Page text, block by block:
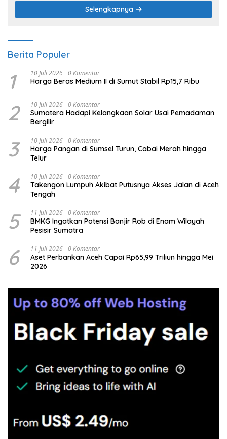
Selengkapnya
Berita Populer
1 10 Juli 2026 0 Komentar
Harga Beras Medium II di Sumut Stabil Rp15,7 Ribu
2 10 Juli 2026 0 Komentar
Sumatera Hadapi Kelangkaan Solar Usai Pemadaman
Bergilir
3 10 Juli 2026 0 Komentar
Harga Pangan di Sumsel Turun, Cabai Merah hingga
Telur
4 10 Juli 2026 0 Komentar
Takengon Lumpuh Akibat Putusnya Akses Jalan di Aceh
Tengah
5 11 Juli 2026 0 Komentar
BMKG Ingatkan Potensi Banjir Rob di Enam Wilayah
Pesisir Sumatra
6 11 Juli 2026 0 Komentar
Aset Perbankan Aceh Capai Rp65,99 Triliun hingga Mei
2026